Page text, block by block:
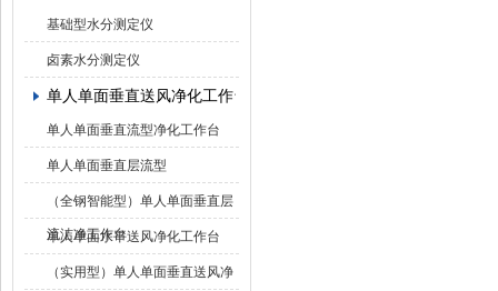
基础型水分测定仪
卤素水分测定仪
单人单面垂直送风净化工作台
单人单面垂直流型净化工作台
单人单面垂直层流型
（全钢智能型）单人单面垂直层
流洁净工作台
单人单面水平送风净化工作台
（实用型）单人单面垂直送风净